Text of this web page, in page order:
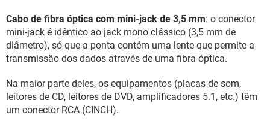
Cabo de fibra óptica com mini-jack de 3,5 mm: o conector
mini-jack é idêntico ao jack mono clássico (3,5 mm de
diâmetro), só que a ponta contém uma lente que permite a
transmissão dos dados através de uma fibra óptica.
Na maior parte deles, os equipamentos (placas de som,
leitores de CD, leitores de DVD, amplificadores 5.1, etc.) têm
um conector RCA (CINCH).